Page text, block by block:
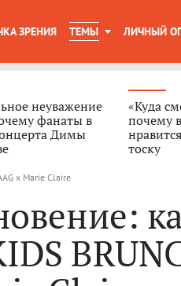
ЗРЕНИЯ ТЕМЫ ЛИЧНЫЙ
неуважение
фанаты в
Димы
«Куда
почему
тоску
x Marie Claire